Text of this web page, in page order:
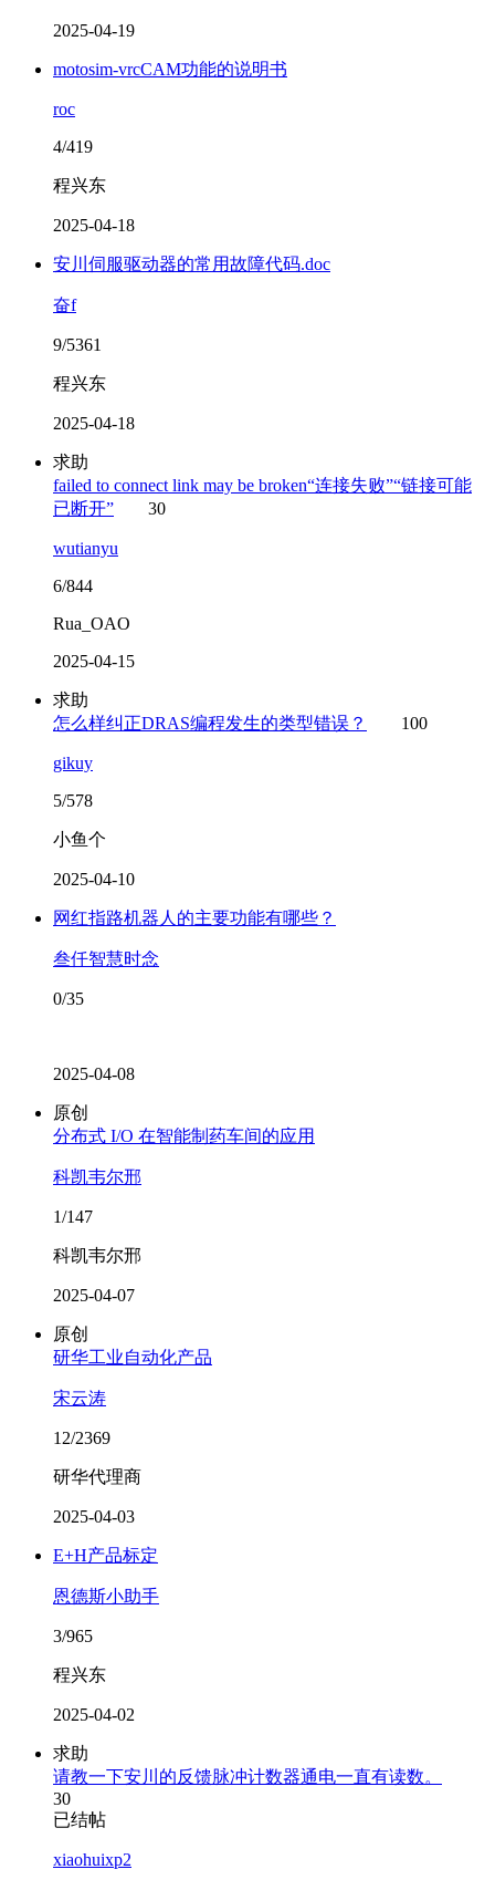
2025-04-19
motosim-vrcCAM功能的说明书
roc
4/419
程兴东
2025-04-18
安川伺服驱动器的常用故障代码.doc
奋f
9/5361
程兴东
2025-04-18
求助
failed to connect link may be broken“连接失败”“链接可能
已断开”
30
wutianyu
6/844
Rua_OAO
2025-04-15
求助
怎么样纠正DRAS编程发生的类型错误？
100
gikuy
5/578
小鱼个
2025-04-10
网红指路机器人的主要功能有哪些？
叁仟智慧时念
0/35
2025-04-08
原创
分布式 I/O 在智能制药车间的应用
科凯韦尔邢
1/147
科凯韦尔邢
2025-04-07
原创
研华工业自动化产品
宋云涛
12/2369
研华代理商
2025-04-03
E+H产品标定
恩德斯小助手
3/965
程兴东
2025-04-02
求助
请教一下安川的反馈脉冲计数器通电一直有读数。
30
已结帖
xiaohuixp2